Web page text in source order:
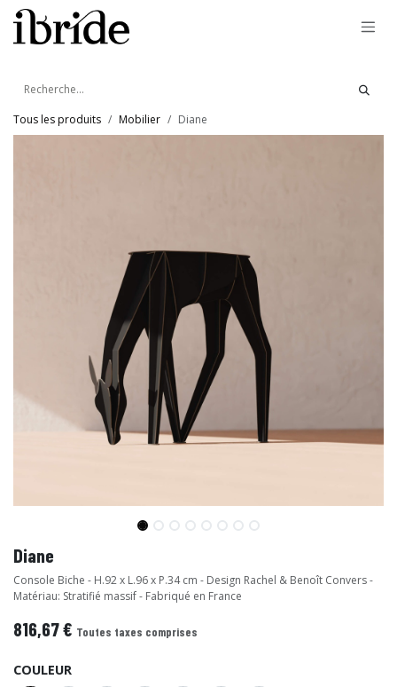
Se rendre au contenu
Tous les produits Mobilier Diane
Diane
Console Biche - H.92 x L.96 x P.34 cm - Design Rachel & Benoît Convers -
Matériau: Stratifié massif - Fabriqué en France
816,67€ Toutes taxes comprises
COULEUR